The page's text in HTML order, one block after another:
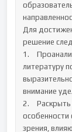
Для
решение
1.	Проанализировать психолого-педагогическую
литературу
внимание
2.	Раскрыть психологические и физиологические
зрения,